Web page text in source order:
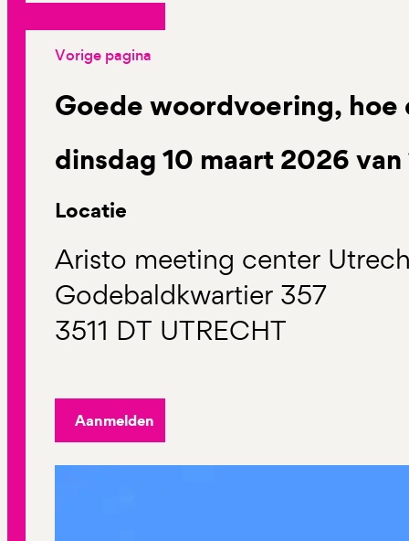
Vorige pagina
Goede woordvoering, hoe
dinsdag 10 maart 2026
Locatie
Aristo meeting center
Godebaldkwartier 357
3511 DT UTRECHT
Aanmelden